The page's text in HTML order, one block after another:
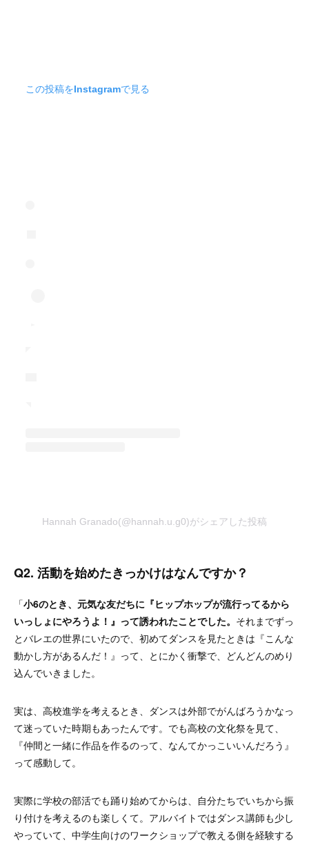
この投稿をInstagramで見る
Hannah Granado(@hannah.u.g0)がシェアした投稿
Q2. 活動を始めたきっかけはなんですか？
「小6のとき、元気な友だちに『ヒップホップが流行ってるから
いっしょにやろうよ！』って誘われたことでした。 それまでずっ
とバレエの世界にいたので、初めてダンスを見たときは『こんな
動かし方があるんだ！』って、とにかく衝撃で、どんどんのめり
込んでいきました。
実は、高校進学を考えるとき、ダンスは外部でがんばろうかなっ
て迷っていた時期もあったんです。でも高校の文化祭を見て、
『仲間と一緒に作品を作るのって、なんてかっこいいんだろう』
って感動して。
実際に学校の部活でも踊り始めてからは、自分たちでいちから振
り付けを考えるのも楽しくて。アルバイトではダンス講師も少し
やっていて、中学生向けのワークショップで教える側を経験する